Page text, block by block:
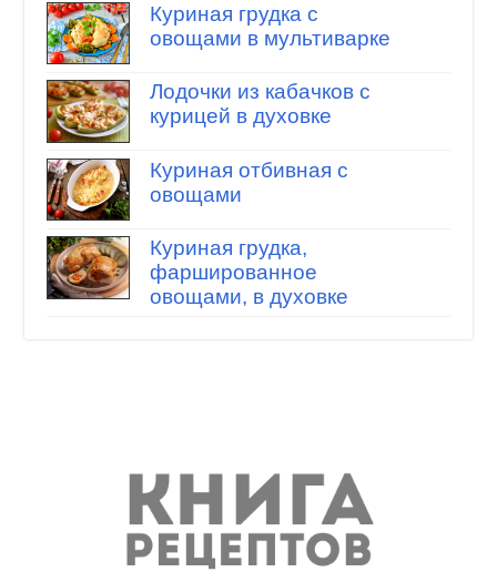
Куриная грудка с
овощами в мультиварке
Лодочки из кабачков с
курицей в духовке
Куриная отбивная с
овощами
Куриная грудка,
фаршированное
овощами, в духовке